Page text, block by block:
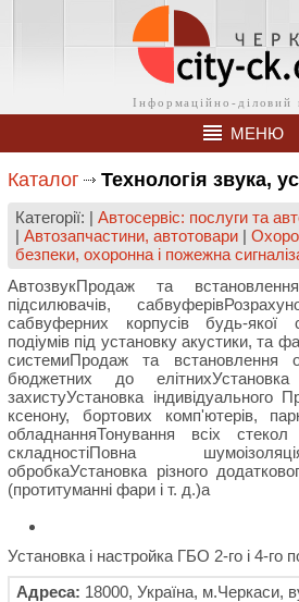
МЕНЮ
Каталог Технологія звука,
Категорії: | Автосервіс: послуги та
| Автозапчастини, автотовари |
безпеки, охоронна і пожежна
АвтозвукПродаж та
підсилювачів,
сабвуферних корпусів будь-якої
подіумів під установку акустики, та
системиПродаж та встановлення
бюджетних до елітнихУстановка
захистуУстановка індивідуального
ксенону, бортових комп'ютерів,
обладнанняТонування всіх стекол
складностіПовна
обробкаУстановка різного
(протитуманні фари і т. д.)а
Установка і настройка ГБО 2-го і 4-го
Адреса: 18000, Україна, м.Черкаси,